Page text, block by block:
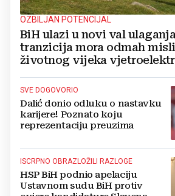
OZBILJAN POTENCIJAL
BiH ulazi u novi val
tranzicija mora odmah
životnog vijeka
SVE DOGOVORIO
Dalić donio odluku o nastavku
karijere! Poznato koju
reprezentaciju preuzima
ISCRPNO OBRAZLOŽILI RAZLOGE
HSP BiH podnio apelaciju
Ustavnom sudu BiH protiv